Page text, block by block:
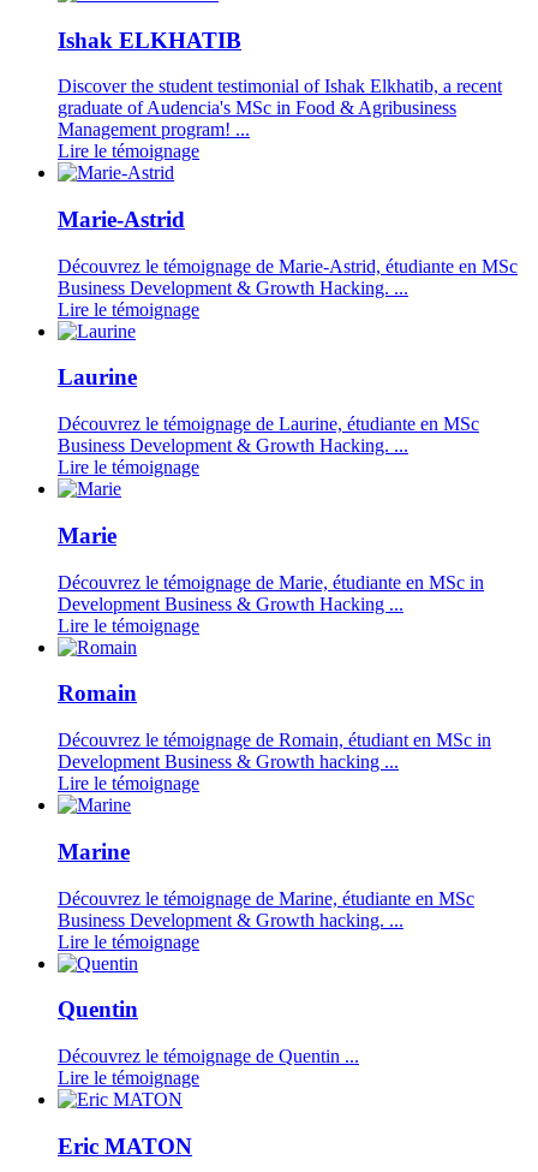
Ishak ELKHATIB
Discover the student testimonial of Ishak Elkhatib, a recent
graduate of Audencia's MSc in Food & Agribusiness
Management program! ...
Lire le témoignage
Marie-Astrid
Découvrez le témoignage de Marie-Astrid, étudiante en MSc
Business Development & Growth Hacking. ...
Lire le témoignage
Laurine
Découvrez le témoignage de Laurine, étudiante en MSc
Business Development & Growth Hacking. ...
Lire le témoignage
Marie
Découvrez le témoignage de Marie, étudiante en MSc in
Development Business & Growth Hacking ...
Lire le témoignage
Romain
Découvrez le témoignage de Romain, étudiant en MSc in
Development Business & Growth hacking ...
Lire le témoignage
Marine
Découvrez le témoignage de Marine, étudiante en MSc
Business Development & Growth hacking. ...
Lire le témoignage
Quentin
Découvrez le témoignage de Quentin ...
Lire le témoignage
Eric MATON